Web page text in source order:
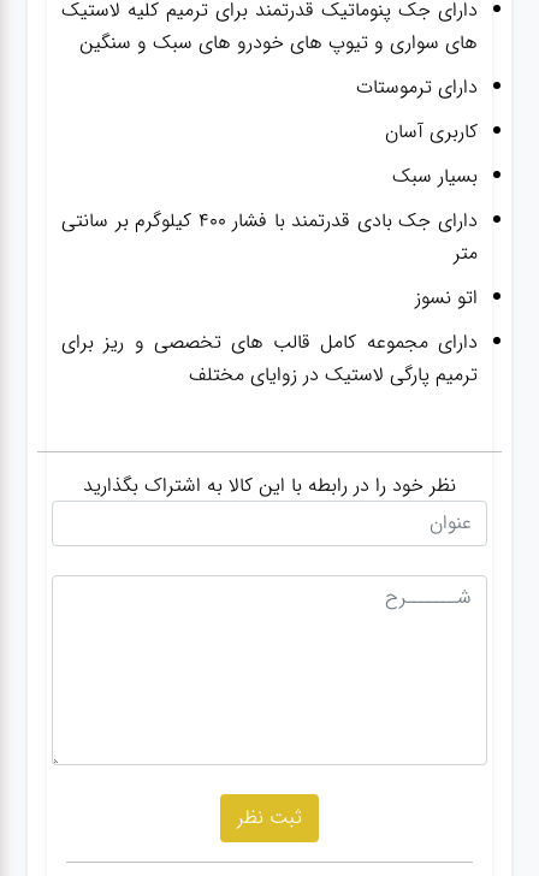
دارای جک پنوماتیک قدرتمند برای ترمیم کلیه لاستیک
های سواری و تیوپ های خودرو های سبک و سنگین
دارای ترموستات
کاربری آسان
بسیار سبک
دارای جک بادی قدرتمند با فشار 400 کیلوگرم بر سانتی
متر
اتو نسوز
دارای مجموعه کامل قالب های تخصصی و ریز برای
ترمیم پارگی لاستیک در زوایای مختلف
نظر خود را در رابطه با این کالا به اشتراک بگذارید